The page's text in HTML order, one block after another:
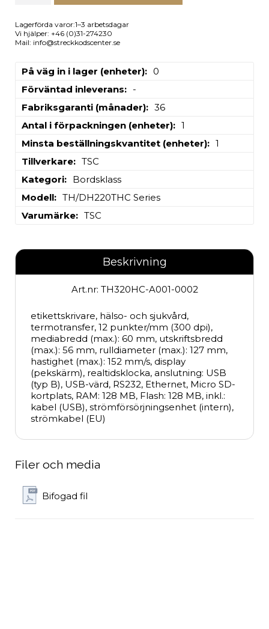
Lagerförda varor:1–3 arbetsdagar
Vi hjälper: +46 (0)31-274230
Mail: info@streckkodscenter.se
På väg in i lager (enheter)
0
Förväntad inleverans
-
Fabriksgaranti (månader)
36
Antal i förpackningen (enheter)
1
Minsta beställningskvantitet (enheter)
1
Tillverkare
TSC
Kategori
Bordsklass
Modell
TH/DH220THC Series
Varumärke
TSC
Beskrivning
Art.nr: TH320HC-A001-0002
etikettskrivare, hälso- och sjukvård,
termotransfer, 12 punkter/mm (300 dpi),
mediabredd (max.): 60 mm, utskriftsbredd
(max.): 56 mm, rulldiameter (max.): 127 mm,
hastighet (max.): 152 mm/s, display
(pekskärm), realtidsklocka, anslutning: USB
(typ B), USB-värd, RS232, Ethernet, Micro SD-
kortplats, RAM: 128 MB, Flash: 128 MB, inkl.:
kabel (USB), strömförsörjningsenhet (intern),
strömkabel (EU)
Filer och media
Bifogad fil